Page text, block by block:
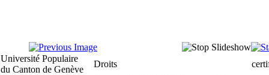
Université Populaire
du Canton de Genève
Droits